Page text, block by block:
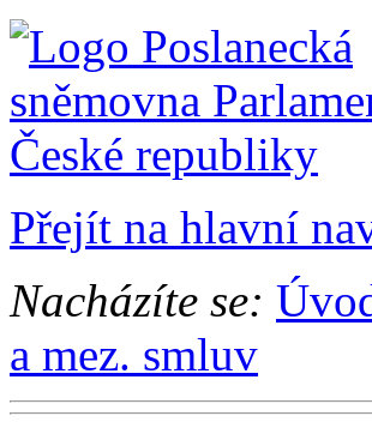
Přejít na hlavní
Nacházíte se:
a mez. smluv